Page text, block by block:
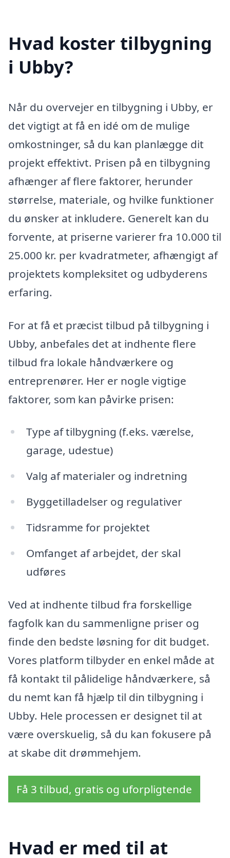
Hvad koster tilbygning
i Ubby?
Når du overvejer en tilbygning i Ubby, er
det vigtigt at få en idé om de mulige
omkostninger, så du kan planlægge dit
projekt effektivt. Prisen på en tilbygning
afhænger af flere faktorer, herunder
størrelse, materiale, og hvilke funktioner
du ønsker at inkludere. Generelt kan du
forvente, at priserne varierer fra 10.000 til
25.000 kr. per kvadratmeter, afhængigt af
projektets kompleksitet og udbyderens
erfaring.
For at få et præcist tilbud på tilbygning i
Ubby, anbefales det at indhente flere
tilbud fra lokale håndværkere og
entreprenører. Her er nogle vigtige
faktorer, som kan påvirke prisen:
Type af tilbygning (f.eks. værelse,
garage, udestue)
Valg af materialer og indretning
Byggetilladelser og regulativer
Tidsramme for projektet
Omfanget af arbejdet, der skal
udføres
Ved at indhente tilbud fra forskellige
fagfolk kan du sammenligne priser og
finde den bedste løsning for dit budget.
Vores platform tilbyder en enkel måde at
få kontakt til pålidelige håndværkere, så
du nemt kan få hjælp til din tilbygning i
Ubby. Hele processen er designet til at
være overskuelig, så du kan fokusere på
at skabe dit drømmehjem.
Få 3 tilbud, gratis og uforpligtende
Hvad er med til at